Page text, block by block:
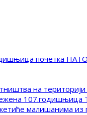
почетка НАТО
на
107.годишњица
малишанима